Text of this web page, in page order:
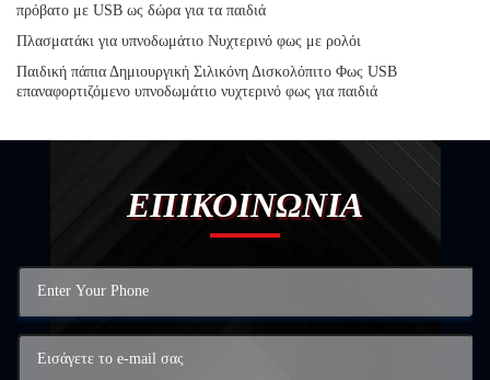
πρόβατο με USB ως δώρα για τα παιδιά
Πλασματάκι για υπνοδωμάτιο Νυχτερινό φως με ρολόι
Παιδική πάπια Δημιουργική Σιλικόνη Δισκολόπιτο Φως USB
επαναφορτιζόμενο υπνοδωμάτιο νυχτερινό φως για παιδιά
ΕΠΙΚΟΙΝΩΝΙΑ